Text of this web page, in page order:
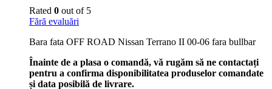
Rated 0 out of 5
Fără evaluări
Bara fata OFF ROAD Nissan Terrano II 00-06 fara bullbar
Înainte de a plasa o comandă, vă rugăm să ne contactați
pentru a confirma disponibilitatea produselor comandate
și data posibilă de livrare.